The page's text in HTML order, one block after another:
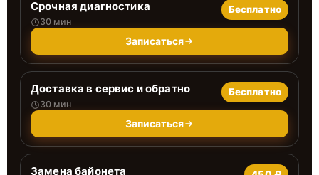
Срочная диагностика
30 мин
Бесплатно
Записаться
Доставка в сервис и обратно
30 мин
Бесплатно
Записаться
Замена байонета